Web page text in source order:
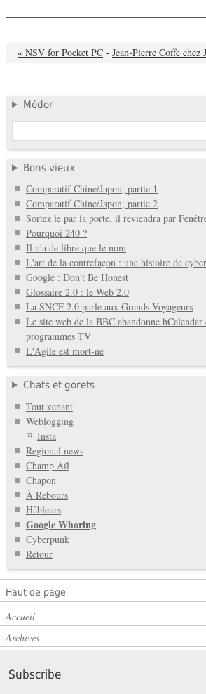
« NSV for Pocket PC - Jean-Pierre Coffe
Médor
Bons vieux
Comparatif Chine/Japon, partie 1
Comparatif Chine/Japon, partie 2
Sortez le par la porte, il reviendra par
Pourquoi 240 ?
Il n'a de libre que le nom
L'art de la contrefaçon : une histoire de
Google : Don't Be Honest
Glossaire 2.0 : le Web 2.0
La SNCF 2.0 parle aux Grands Voyageurs
Le site web de la BBC abandonne hCalendar
programmes TV
L'Agile est mort-né
Chats et gorets
Tout venant
Weblogging
Insta
Regional news
Champ Aïl
Chapon
À Rebours
Hâbleurs
Google Whoring
Cyberpunk
Retour
Haut de page
Accueil
Archives
Subscribe